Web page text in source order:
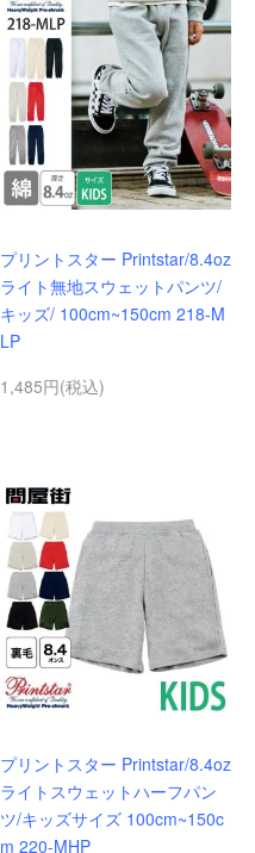
プリントスター Printstar/8.4oz
ライト無地スウェットパンツ/
キッズ/ 100cm~150cm 218-M
LP
1,485円(税込)
プリントスター Printstar/8.4oz
ライトスウェットハーフパン
ツ/キッズサイズ 100cm~150c
m 220-MHP